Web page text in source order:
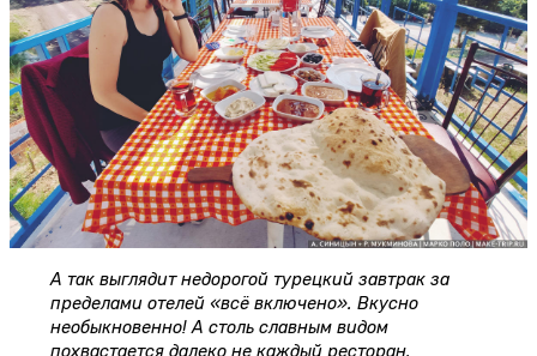
А так выглядит недорогой турецкий завтрак за
пределами отелей «всё включено». Вкусно
необыкновенно! А столь славным видом
похвастается далеко не каждый ресторан.